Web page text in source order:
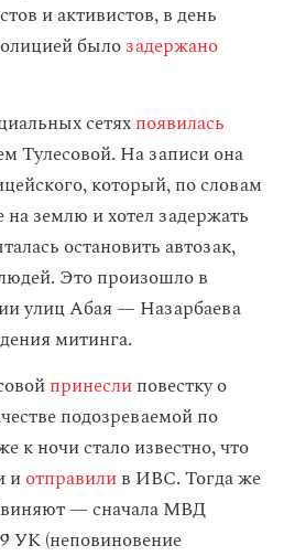
и активистов, в день
былозадержано
сетяхпоявилась
Тулесовой. На записи она
который, по словам
на землю и хотел задержать
остановить автозак,
Это произошло в
улиц Абая — Назарбаева
митинга.
принеслиповестку о
подозреваемой по
к ночи стало известно, что
иотправилив ИВС. Тогда же
— сначала МВД
УК (неповиновение